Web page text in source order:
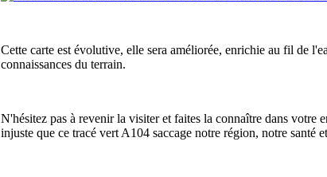
Cette carte est évolutive, elle sera améliorée, enrichie au fil de
connaissances du terrain.
N'hésitez pas à revenir la visiter et faites la connaître dans
injuste que ce tracé vert A104 saccage notre région, notre santé